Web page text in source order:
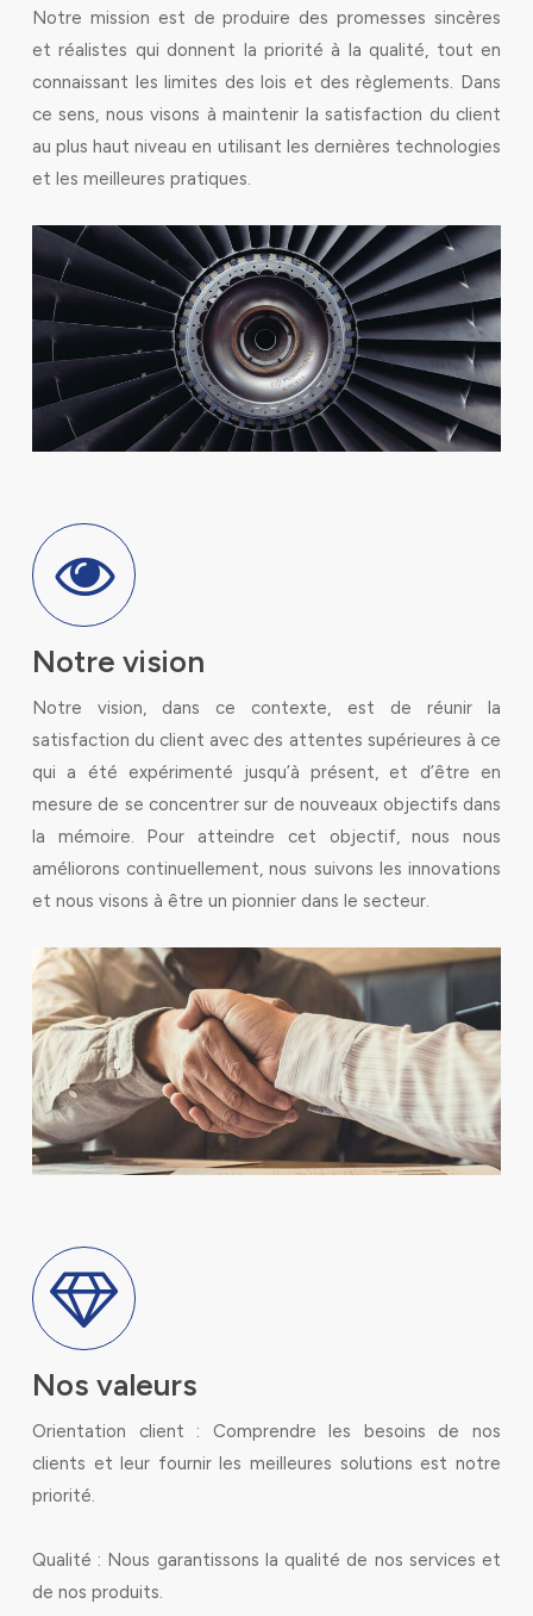
Notre mission est de produire des promesses sincères
et réalistes qui donnent la priorité à la qualité, tout en
connaissant les limites des lois et des règlements. Dans
ce sens, nous visons à maintenir la satisfaction du client
au plus haut niveau en utilisant les dernières technologies
et les meilleures pratiques.
Notre vision
Notre vision, dans ce contexte, est de réunir la
satisfaction du client avec des attentes supérieures à ce
qui a été expérimenté jusqu’à présent, et d’être en
mesure de se concentrer sur de nouveaux objectifs dans
la mémoire. Pour atteindre cet objectif, nous nous
améliorons continuellement, nous suivons les innovations
et nous visons à être un pionnier dans le secteur.
Nos valeurs
Orientation client : Comprendre les besoins de nos
clients et leur fournir les meilleures solutions est notre
priorité.
Qualité : Nous garantissons la qualité de nos services et
de nos produits.